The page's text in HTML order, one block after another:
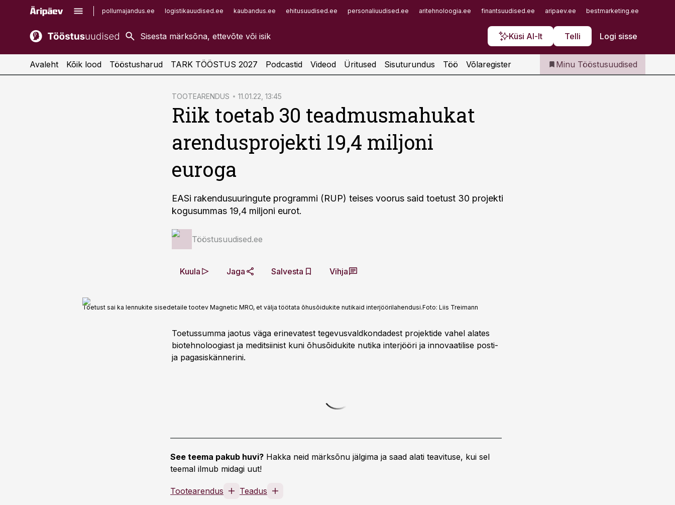
pollumajandus.ee logistikauudised.ee kaubandus.ee ehitusuudised.ee personaliuudised.ee aritehnoloogia.ee finantsuudised.ee aripaev.ee bestmarketing.ee
Küsi AI-lt Telli Logi sisse
kaubandus.ee
kinnisvarauudised.ee
imelineajalugu.ee
Infopank
Iseteenindus
Telli Tööstusuudised
Avaleht Kõik lood Tööstusharud TARK TÖÖSTUS 2027 Podcastid Videod Üritused Sisuturundus Töö Võlaregister Minu Tööstusuudised
TOOTEARENDUS 11.01.22, 13:45
Riik toetab 30 teadmusmahukat
arendusprojekti 19,4 miljoni
euroga
EASi rakendusuuringute programmi (RUP) teises voorus said toetust 30 projekti
kogusummas 19,4 miljoni eurot.
Tööstusuudised.ee
Kuula Jaga Salvesta Vihja
Toetust sai ka lennukite sisedetaile tootev Magnetic MRO, et välja töötata õhusõidukite nutikaid interjöörilahendusi.Foto: Liis Treimann
Toetussumma jaotus väga erinevatest tegevusvaldkondadest projektide vahel alates
biotehnoloogiast ja meditsiinist kuni õhusõidukite nutika interjööri ja innovaatilise posti-
ja pagasiskännerini.
See teema pakub huvi? Hakka neid märksõnu jälgima ja saad alati teavituse, kui sel
teemal ilmub midagi uut!
Tootearendus Teadus